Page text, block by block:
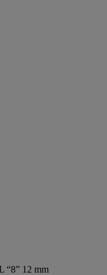
“8” 12 mm